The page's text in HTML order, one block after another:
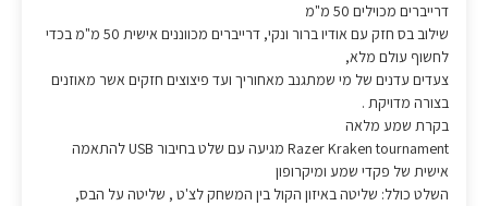
דרייברים מכוילים 50 מ"מ
שילוב בס חזק עם אודיו ברור ונקי, דרייברים מכווננים אישית 50 מ"מ בכדי
לחשוף עולם מלא,
צעדים עדנים של מי שמתגנב מאחוריך ועד פיצוצים חזקים אשר מאוזנים
בצורה מדויקת .
בקרת שמע מלאה
Razer Kraken tournament מגיעה עם שלט בחיבור USB להתאמה
אישית של פקדי שמע ומיקרופון
השלט כולל: שליטה באיזון הקול בין המשחק לצ'ט , שליטה על הבס,